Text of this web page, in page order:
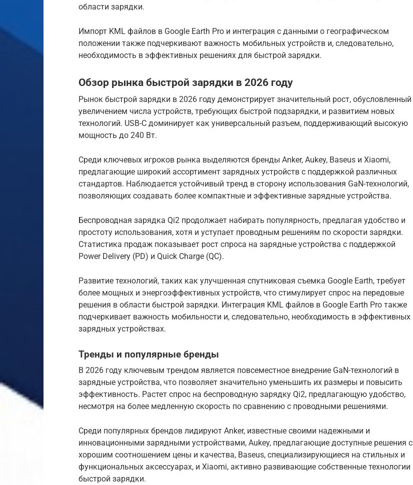
области зарядки.
Импорт KML файлов в Google Earth Pro и интеграция с данными о географическом
положении также подчеркивают важность мобильных устройств и, следовательно,
необходимость в эффективных решениях для быстрой зарядки.
Обзор рынка быстрой зарядки в 2026 году
Рынок быстрой зарядки в 2026 году демонстрирует значительный рост, обусловленный
увеличением числа устройств, требующих быстрой подзарядки, и развитием новых
технологий. USB-C доминирует как универсальный разъем, поддерживающий высокую
мощность до 240 Вт.
Среди ключевых игроков рынка выделяются бренды Anker, Aukey, Baseus и Xiaomi,
предлагающие широкий ассортимент зарядных устройств с поддержкой различных
стандартов. Наблюдается устойчивый тренд в сторону использования GaN-технологий,
позволяющих создавать более компактные и эффективные зарядные устройства.
Беспроводная зарядка Qi2 продолжает набирать популярность, предлагая удобство и
простоту использования, хотя и уступает проводным решениям по скорости зарядки.
Статистика продаж показывает рост спроса на зарядные устройства с поддержкой
Power Delivery (PD) и Quick Charge (QC).
Развитие технологий, таких как улучшенная спутниковая съемка Google Earth, требует
более мощных и энергоэффективных устройств, что стимулирует спрос на передовые
решения в области быстрой зарядки. Интеграция KML файлов в Google Earth Pro также
подчеркивает важность мобильности и, следовательно, необходимость в эффективных
зарядных устройствах.
Тренды и популярные бренды
В 2026 году ключевым трендом является повсеместное внедрение GaN-технологий в
зарядные устройства, что позволяет значительно уменьшить их размеры и повысить
эффективность. Растет спрос на беспроводную зарядку Qi2, предлагающую удобство,
несмотря на более медленную скорость по сравнению с проводными решениями.
Среди популярных брендов лидируют Anker, известные своими надежными и
инновационными зарядными устройствами, Aukey, предлагающие доступные решения с
хорошим соотношением цены и качества, Baseus, специализирующиеся на стильных и
функциональных аксессуарах, и Xiaomi, активно развивающие собственные технологии
быстрой зарядки.